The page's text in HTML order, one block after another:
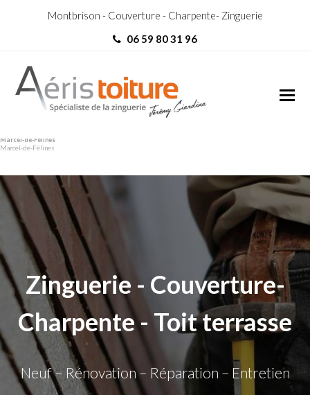
Montbrison - Couverture - Charpente- Zinguerie
06 59 80 31 96
Marcel-de-Félines
Marcel-de-Félines
Zinguerie - Couverture-
Charpente - Toit terrasse
Neuf – Rénovation – Réparation – Entretien